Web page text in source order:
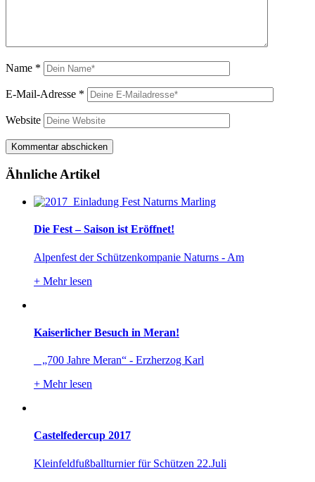
Name *
E-Mail-Adresse *
Website
Ähnliche Artikel
Die Fest – Saison ist Eröffnet!
Alpenfest der Schützenkompanie Naturns - Am
+ Mehr lesen
Kaiserlicher Besuch in Meran!
„700 Jahre Meran“ - Erzherzog Karl
+ Mehr lesen
Castelfedercup 2017
Kleinfeldfußballturnier für Schützen 22.Juli